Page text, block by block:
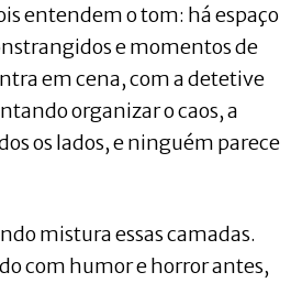
entendem o tom: há espaço
e momentos de
em cena, com a detetive
organizar o caos, a
os lados, e ninguém parece
mistura essas camadas.
com humor e horror antes,